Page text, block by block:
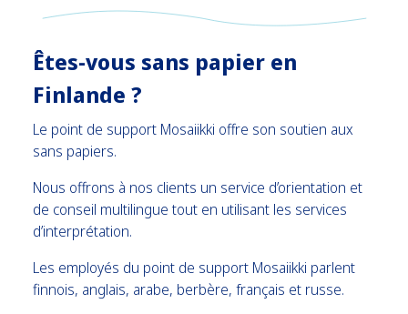
Êtes-vous sans papier en
Finlande ?
Le point de support Mosaiikki offre son soutien aux
sans papiers.
Nous offrons à nos clients un service d’orientation et
de conseil multilingue tout en utilisant les services
d’interprétation.
Les employés du point de support Mosaiikki parlent
finnois, anglais, arabe, berbère, français et russe.